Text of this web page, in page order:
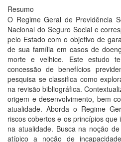
Resumo
O Regime Geral de Previdência
Nacional do Seguro Social e
pelo Estado com o objetivo de
de sua família em casos de
morte e velhice. Este estudo
concessão de benefícios
pesquisa se classifica como
na revisão bibliográfica.
origem e desenvolvimento, bem
atualidade. Aborda o Regime
riscos cobertos e os princípios
na atualidade. Busca na noção
atípico a noção de